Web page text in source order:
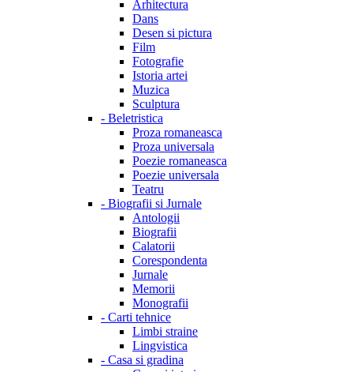
Arhitectura
Dans
Desen si pictura
Film
Fotografie
Istoria artei
Muzica
Sculptura
- Beletristica
Proza romaneasca
Proza universala
Poezie romaneasca
Poezie universala
Teatru
- Biografii si Jurnale
Antologii
Biografii
Calatorii
Corespondenta
Jurnale
Memorii
Monografii
- Carti tehnice
Limbi straine
Lingvistica
- Casa si gradina